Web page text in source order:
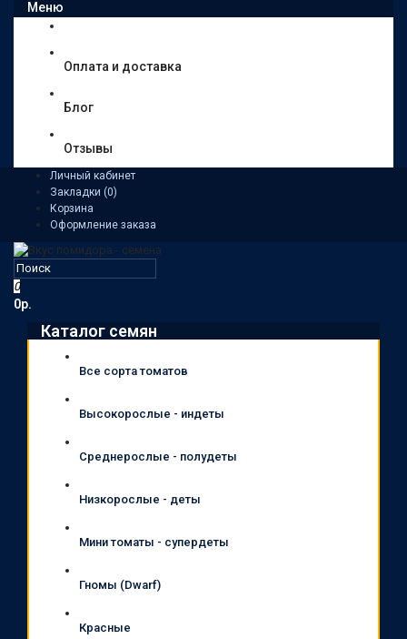
Меню
Оплата и доставка
Блог
Отзывы
Личный кабинет
Закладки (0)
Корзина
Оформление заказа
0
0р.
Каталог семян
Все сорта томатов
Высокорослые - индеты
Среднерослые - полудеты
Низкорослые - деты
Мини томаты - супердеты
Гномы (Dwarf)
Красные